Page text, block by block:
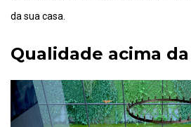
da sua casa.
Qualidade acima